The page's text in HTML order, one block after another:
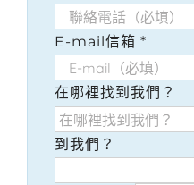
E-mail信箱 *
在哪裡找到我們？
到我們？